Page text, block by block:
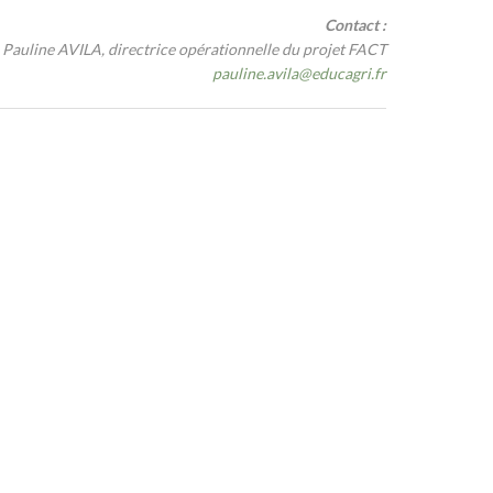
Contact :
Pauline AVILA, directrice opérationnelle du projet FACT
pauline.avila@educagri.fr